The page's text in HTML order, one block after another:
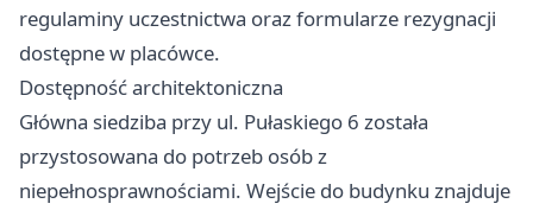
regulaminy uczestnictwa oraz formularze rezygnacji
dostępne w placówce.
Dostępność architektoniczna
Główna siedziba przy ul. Pułaskiego 6 została
przystosowana do potrzeb osób z
niepełnosprawnościami. Wejście do budynku znajduje